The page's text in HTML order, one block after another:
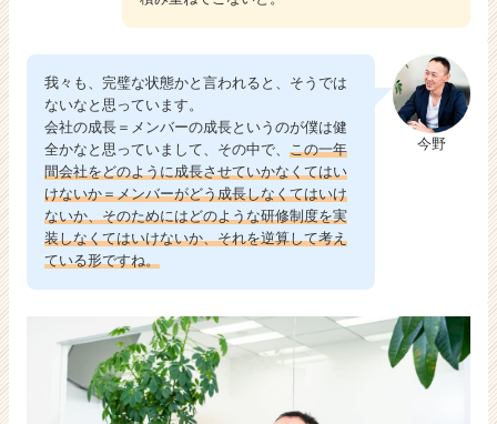
今野
我々も、完璧な状態かと言われると、そうでは
ないなと思っています。
会社の成長＝メンバーの成長というのが僕は健
全かなと思っていまして、その中で、 この一年
間会社をどのように成長させていかなくてはい
けないか＝メンバーがどう成長しなくてはいけ
ないか、そのためにはどのような研修制度を実
装しなくてはいけないか、それを逆算して考え
ている形ですね。